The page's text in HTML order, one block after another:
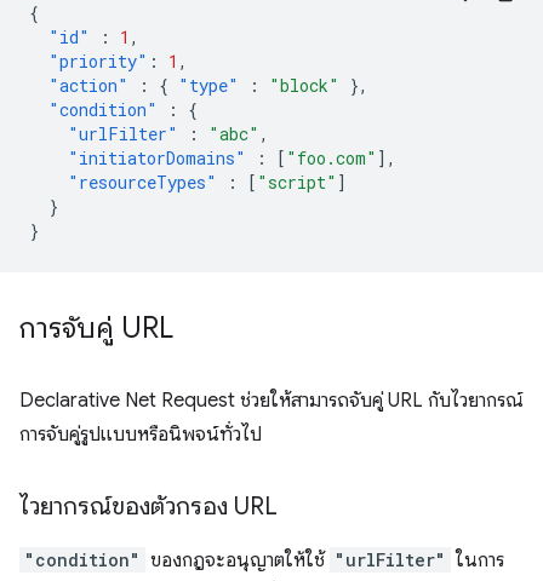
{
"id"
: 1 ,
"priority" : 1 ,
"action"
: { "type" : "block"
},
"condition"
:
{
"urlFilter"
: "abc" ,
"initiatorDomains"
: [ "foo.com" ],
"resourceTypes"
: [ "script" ]
}
}
การจับคู่ URL
Declarative Net Request ช่วยให้สามารถจับคู่ URL กับไวยากรณ์
การจับคู่รูปแบบหรือนิพจน์ทั่วไป
ไวยากรณ์ของตัวกรอง URL
"condition" ของกฎจะอนุญาตให้ใช้ "urlFilter" ในการ